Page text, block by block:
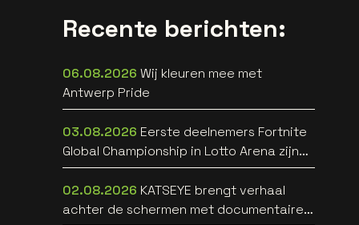
Recente berichten:
06.08.2026 Wij kleuren mee met
Antwerp Pride
03.08.2026 Eerste deelnemers Fortnite
Global Championship in Lotto Arena zijn
bekend
02.08.2026 KATSEYE brengt verhaal
achter de schermen met documentaire